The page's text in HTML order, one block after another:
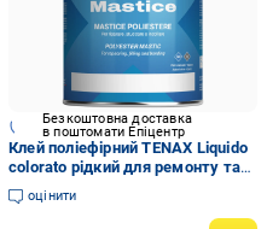
Безкоштовна доставка
в поштомати Епіцентр
Клей поліефірний TENAX Liquido
colorato рідкий для ремонту та
шпаклювання каменю 750 мл
Бежевий (004133-2)
оцінити